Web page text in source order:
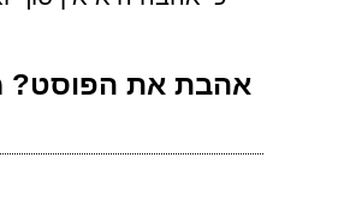
אהבת את הפוסט?